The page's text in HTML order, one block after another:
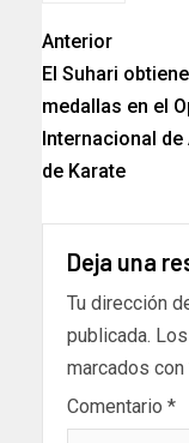
Anterior
El Suhari
medallas en el
Internacional de
de Karate
Deja una
Tu dirección
publicada.
marcados con
Comentario *